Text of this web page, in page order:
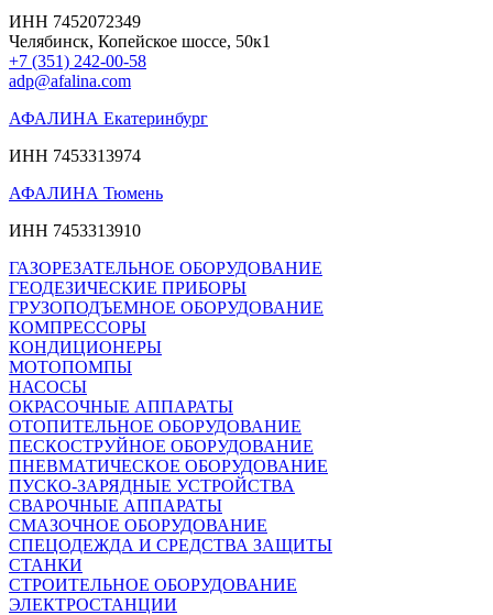
ИНН 7452072349
Челябинск, Копейское шоссе, 50к1
+7 (351) 242-00-58
adp@afalina.com
АФАЛИНА Екатеринбург
ИНН 7453313974
АФАЛИНА Тюмень
ИНН 7453313910
ГАЗОРЕЗАТЕЛЬНОЕ ОБОРУДОВАНИЕ
ГЕОДЕЗИЧЕСКИЕ ПРИБОРЫ
ГРУЗОПОДЪЕМНОЕ ОБОРУДОВАНИЕ
КОМПРЕССОРЫ
КОНДИЦИОНЕРЫ
МОТОПОМПЫ
НАСОСЫ
ОКРАСОЧНЫЕ АППАРАТЫ
ОТОПИТЕЛЬНОЕ ОБОРУДОВАНИЕ
ПЕСКОСТРУЙНОЕ ОБОРУДОВАНИЕ
ПНЕВМАТИЧЕСКОЕ ОБОРУДОВАНИЕ
ПУСКО-ЗАРЯДНЫЕ УСТРОЙСТВА
СВАРОЧНЫЕ АППАРАТЫ
СМАЗОЧНОЕ ОБОРУДОВАНИЕ
СПЕЦОДЕЖДА И СРЕДСТВА ЗАЩИТЫ
СТАНКИ
СТРОИТЕЛЬНОЕ ОБОРУДОВАНИЕ
ЭЛЕКТРОСТАНЦИИ